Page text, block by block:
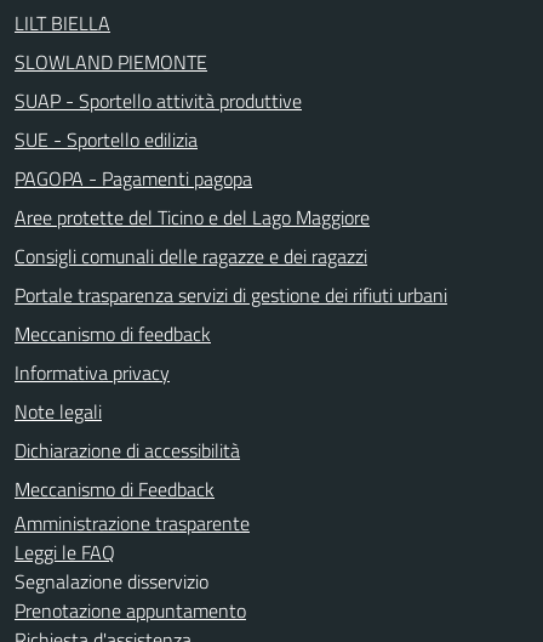
LILT BIELLA
SLOWLAND PIEMONTE
SUAP - Sportello attività produttive
SUE - Sportello edilizia
PAGOPA - Pagamenti pagopa
Aree protette del Ticino e del Lago Maggiore
Consigli comunali delle ragazze e dei ragazzi
Portale trasparenza servizi di gestione dei rifiuti urbani
Meccanismo di feedback
Informativa privacy
Note legali
Dichiarazione di accessibilità
Meccanismo di Feedback
Amministrazione trasparente
Leggi le FAQ
Segnalazione disservizio
Prenotazione appuntamento